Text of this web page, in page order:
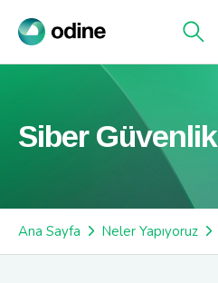
Siber Güvenlik
Ana Sayfa Neler Yapıyoruz